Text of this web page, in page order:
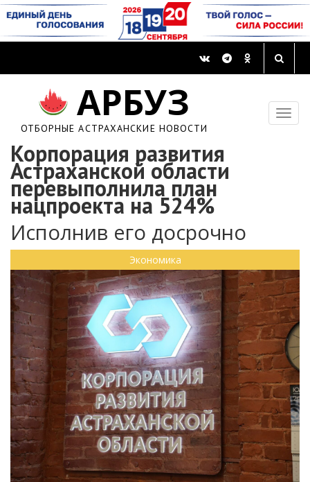
АРБУЗ
ОТБОРНЫЕ АСТРАХАНСКИЕ НОВОСТИ
Корпорация развития
Астраханской области
перевыполнила план
нацпроекта на 524%
Исполнив его досрочно
Экономика